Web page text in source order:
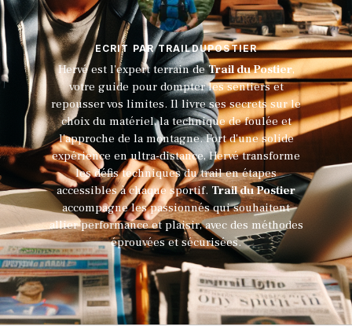
ECRIT PAR TRAILDUPOSTIER
Hervé est l'expert terrain deTrail du Postier,
votre guide pour dompter les sentiers et
repousser vos limites. Il livre ses secrets sur le
choix du matériel, la technique de foulée et
l'approche de la montagne. Fort d'une solide
expérience en ultra-distance, Hervé transforme
les défis techniques du trail en étapes
accessibles à chaque sportif.Trail du Postier
accompagne les passionnés qui souhaitent
allier performance et plaisir, avec des méthodes
éprouvées et sécurisées.